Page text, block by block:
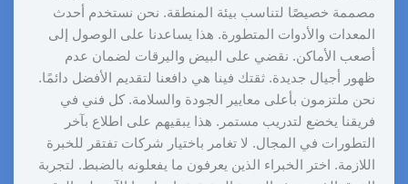
مصممة خصيصًا لتناسب بيئة المنطقة. نحن نستخدم أحدث
المعدات والأدوات المتطورة. هذا يساعدنا على الوصول إلى
أصعب الأماكن. نقضي على البيض واليرقات لضمان عدم
ظهور أجيال جديدة. ثقتك فينا هي دافعنا لتقديم الأفضل دائمًا.
نحن ملتزمون بأعلى معايير الجودة والسلامة. كل فني في
فريقنا يخضع لتدريب مستمر. هذا يبقيهم على اطلاع بآخر
التطورات في المجال. لا تغامر باختيار شركات تفتقر للخبرة
اللازمة. اختر الخبراء الذين يعرفون ما يفعلونه بالضبط. لتجربة